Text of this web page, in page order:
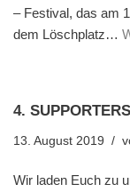
– Festival, das am
dem Löschplatz…
4.
13. August 2019
Wir laden Euch zu